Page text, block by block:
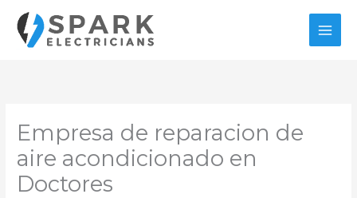
contenido
Empresa de reparacion de
aire acondicionado en
Doctores